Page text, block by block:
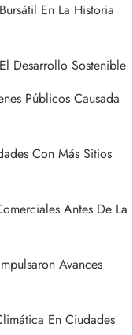
En La Historia
Desarrollo Sostenible
Públicos Causada
Con Más Sitios
Antes De La
Avances
En Ciudades